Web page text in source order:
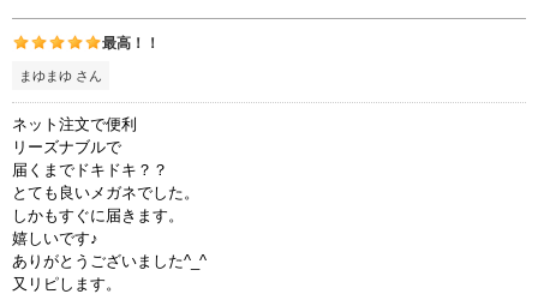
最高！！
まゆまゆ さん
ネット注文で便利
リーズナブルで
届くまでドキドキ？？
とても良いメガネでした。
しかもすぐに届きます。
嬉しいです♪
ありがとうございました^_^
又リピします。